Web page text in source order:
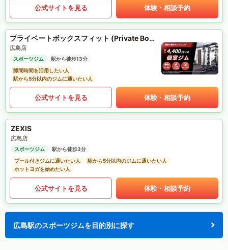
公式サイトを見る 体験・相談予約
プライベートボックスフィット (Private Box Fit)
広島店
スポーツジム
駅から徒歩13分
隙間時間を活用したい人
駅から5分以内のジムに通いたい人
公式サイトを見る 体験・相談予約
ZEXIS
広島店
スポーツジム
駅から徒歩3分
プール付きジムに通いたい人
駅から5分以内のジムに通いたい人
ホットヨガを始めたい人
公式サイトを見る 体験・相談予約
広島駅のスポーツジムを目的別に探す